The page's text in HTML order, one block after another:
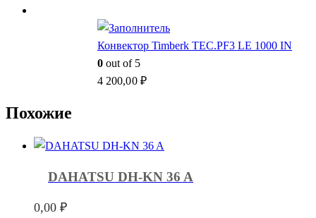
Конвектор Timberk TEC.PF3 LE 1000 IN
0 out of 5
4 200,00 ₽
Похожие
DAHATSU DH-KN 36 A
0,00₽